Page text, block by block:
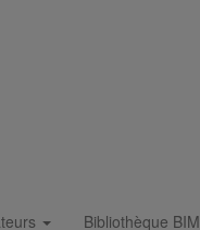
Bibliothèque BIM
s'appliquant à votre projet